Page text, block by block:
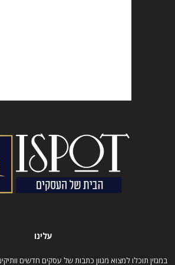
עלינו
במגזין תוכלו למצוא מגוון כתבות של עסקים חדשים